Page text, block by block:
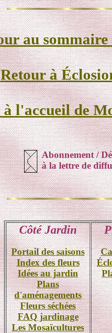
au sommaire
Retour à
à l'accueil de
Abonnement /
à la lettre de
Côté Jardin
Portail des saisons
Index des fleurs
Idées au jardin
Plans
d'aménagements
Fleurs séchées
FAQ jardinage
Les Mosaïcultures